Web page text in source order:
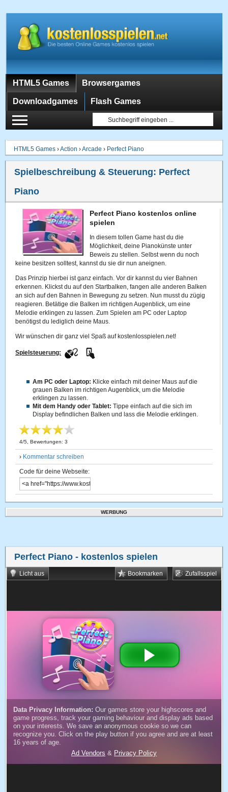
HTML5 Games Browsergames
Downloadgames Flash Games
HTML5 Games ›Action ›Arcade › Perfect Piano
Spielbeschreibung & Steuerung: Perfect
Piano
Perfect Piano kostenlos online
spielen
In diesem tollen Game hast du die
Möglichkeit, deine Pianokünste unter
Beweis zu stellen. Selbst wenn du noch
keine besitzen solltest, kannst du sie dir nun aneignen.
Das Prinzip hierbei ist ganz einfach. Vor dir kannst du vier Bahnen
erkennen. Klickst du auf den Startbalken, fangen alle anderen Balken
an sich auf den Bahnen in Bewegung zu setzen. Nun musst du zügig
reagieren. Betätige die Balken im richtigen Augenblick, um eine
Melodie erklingen zu lassen. Zum Spielen am PC oder Laptop
benötigst du lediglich deine Maus.
Wir wünschen dir ganz viel Spaß auf kostenlosspielen.net!
Spielsteuerung:
Am PC oder Laptop: Klicke einfach mit deiner Maus auf die
grauen Balken im richtigen Augenblick, um die Melodie
erklingen zu lassen.
Mit dem Handy oder Tablet:Tippe einfach auf die sich im
Display befindlichen Balken und lass die Melodie erklingen.
4/5 , Bewertungen:3
› Kommentar schreiben
Code für deine Webseite:
WERBUNG
Perfect Piano - kostenlos spielen
Licht aus Zufallsspiel
Bookmarken